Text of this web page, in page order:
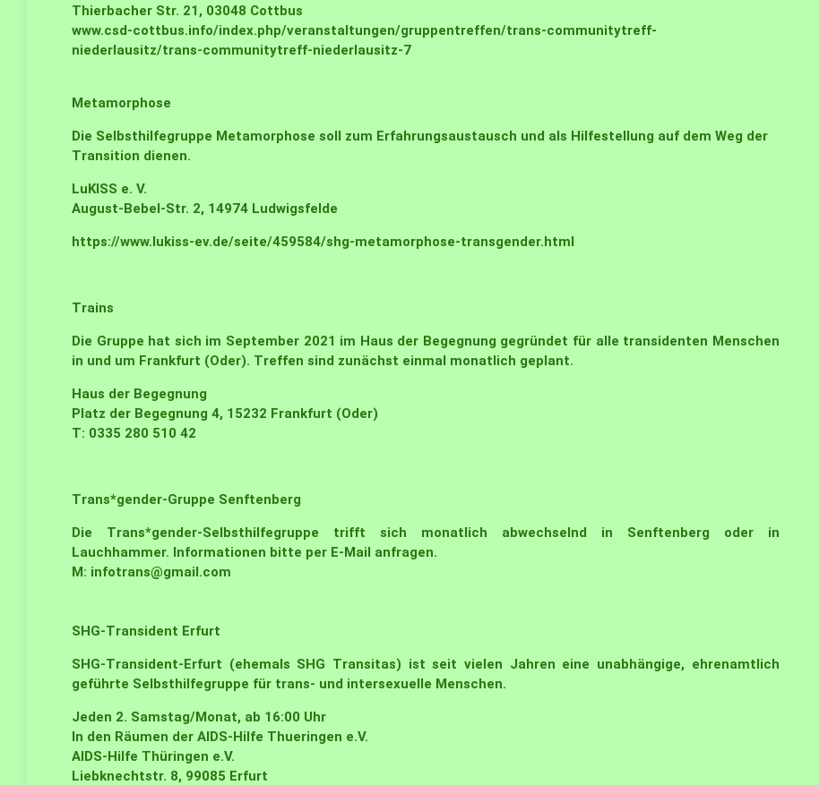
Thierbacher Str. 21, 03048 Cottbus
www.csd-cottbus.info/index.php/veranstaltungen/gruppentreffen/trans-communitytreff-
niederlausitz/trans-communitytreff-niederlausitz-7
Metamorphose
Die Selbsthilfegruppe Metamorphose soll zum Erfahrungsaustausch und als Hilfestellung auf dem Weg der
Transition dienen.
LuKISS e. V.
August-Bebel-Str. 2, 14974 Ludwigsfelde
https://www.lukiss-ev.de/seite/459584/shg-metamorphose-transgender.html
Trains
Die Gruppe hat sich im September 2021 im Haus der Begegnung gegründet für alle transidenten Menschen
in und um Frankfurt (Oder). Treffen sind zunächst einmal monatlich geplant.
Haus der Begegnung
Platz der Begegnung 4, 15232 Frankfurt (Oder)
T: 0335 280 510 42
Trans*gender-Gruppe Senftenberg
Die Trans*gender-Selbsthilfegruppe trifft sich monatlich abwechselnd in Senftenberg oder in
Lauchhammer. Informationen bitte per E-Mail anfragen.
M: infotrans@gmail.com
SHG-Transident Erfurt
SHG-Transident-Erfurt (ehemals SHG Transitas) ist seit vielen Jahren eine unabhängige, ehrenamtlich
geführte Selbsthilfegruppe für trans- und intersexuelle Menschen.
Jeden 2. Samstag/Monat, ab 16:00 Uhr
In den Räumen der AIDS-Hilfe Thueringen e.V.
AIDS-Hilfe Thüringen e.V.
Liebknechtstr. 8, 99085 Erfurt